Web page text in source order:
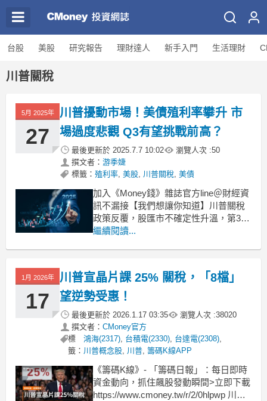
台股 美股 研究報告 理財達人 新手入門 生活理財
川普關稅
5月 2025年
27
川普擾動市場！美債殖利率攀升 市
場過度悲觀 Q3有望挑戰前高？
最後更新於 2025.7.7 10:02 瀏覽人次 :50
撰文者： 游季婕
標籤： 殖利率, 美股, 川普關稅, 美債
加入《Money錢》雜誌官方line＠財經資
訊不漏接【我們想讓你知道】川普關稅
政策反覆，股匯市不確定性升溫，第3季
投資難度隨之升高。美股基本面仍具支
別企劃〉將帶讀者掌握布局關鍵。 撰
文：游季婕 今（2025）年第2季，美股
投資人情緒
繼續閱讀...
1月 2026年
17
川普宣晶片課 25% 關稅，「8檔」
望逆勢受惠！
最後更新於 2026.1.17 03:35 瀏覽人次 :38020
撰文者： CMoney官方
標
籤：
鴻海(2317), 台積電(2330), 台達電(2308),
川普概念股, 川普, 籌碼K線APP
《籌碼K線》- 「籌碼日報」：每日即時
資金動向，抓住飆股發動瞬間>立即下載
https://www.cmoney.tw/r/2/0hlpwp 川普